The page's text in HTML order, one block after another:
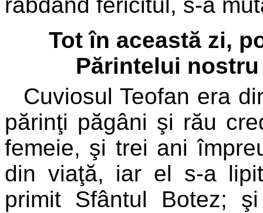
Tot în această zi,
Părintelui
Cuviosul Teofan era
părinţi păgâni şi rău
femeie, şi trei ani
din viaţă, iar el s-a
primit Sfântul Botez;